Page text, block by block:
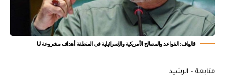
قاليباف: القواعد والمصالح الأمريكية والإسرائيلية في المنطقة أهداف مشروعة لنا
متابعة – الرشيد